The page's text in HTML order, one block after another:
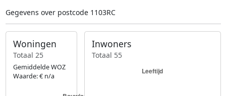
Gegevens over postcode 1103RC
Woningen
Totaal 25
Gemiddelde WOZ
Waarde: € n/a
Inwoners
Totaal 55